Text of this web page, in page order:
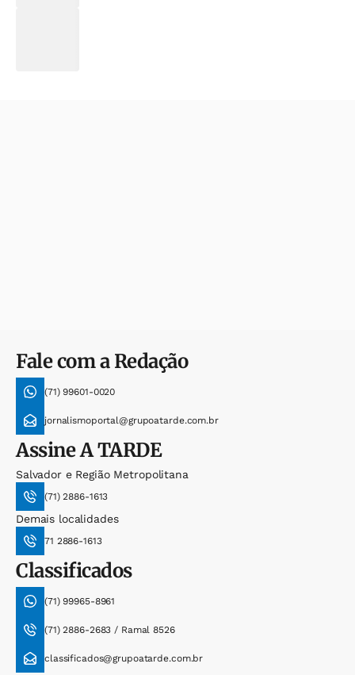
Fale com a Redação
(71) 99601-0020
jornalismoportal@grupoatarde.com.br
AssineA TARDE
Salvador e Região Metropolitana
(71) 2886-1613
Demais localidades
71 2886-1613
Classificados
(71) 99965-8961
(71) 2886-2683 / Ramal 8526
classificados@grupoatarde.com.br